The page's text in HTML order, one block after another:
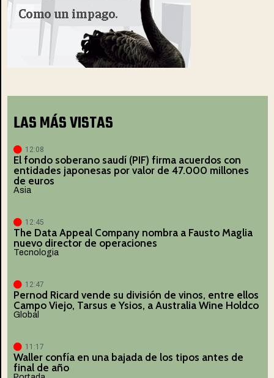
LAS MÁS VISTAS
12:08
El fondo soberano saudí (PIF) firma acuerdos con
entidades japonesas por valor de 47.000 millones
de euros
Asia
12:45
The Data Appeal Company nombra a Fausto Maglia
nuevo director de operaciones
Tecnologia
12:47
Pernod Ricard vende su división de vinos, entre ellos
Campo Viejo, Tarsus e Ysios, a Australia Wine Holdco
Global
11:17
Waller confía en una bajada de los tipos antes de
final de año